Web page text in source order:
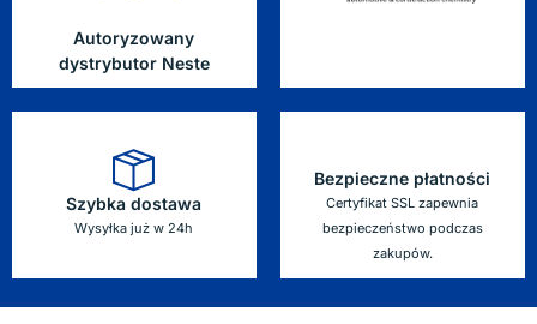
Autoryzowany
dystrybutor Neste
Szybka dostawa
Wysyłka już w 24h
Bezpieczne płatności
Certyfikat SSL zapewnia
bezpieczeństwo podczas
zakupów.